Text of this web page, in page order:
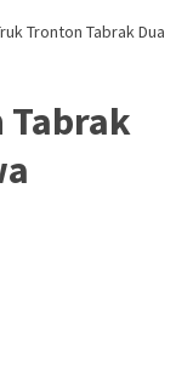
Tronton Tabrak Dua
Tabrak